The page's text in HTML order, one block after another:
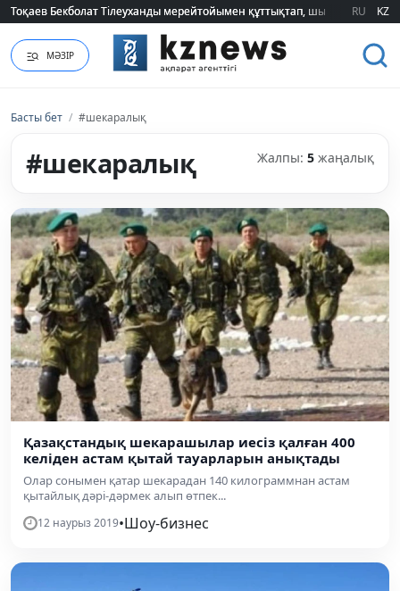
Тоқаев Бекболат Тілеуханды мерейтойымен құттықтап, шығармашылық
Тоқаев Бекболат Тілеуханды мерейтойымен құттықтап, шығармашылық
RU KZ
МӘЗІР
Басты бет / #шекаралық
#шекаралық Жалпы: 5 жаңалық
Қазақстандық шекарашылар иесіз қалған 400
келіден астам қытай тауарларын анықтады
Олар сонымен қатар шекарадан 140 килограммнан астам
қытайлық дәрі-дәрмек алып өтпек...
12 наурыз 2019•Шоу-бизнес